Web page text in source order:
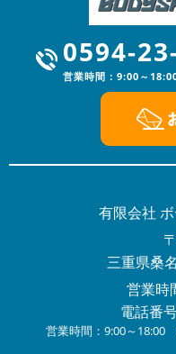
明けましておめでとう
配を賜りスタッフ一同
年も、更なるサービス
2023/12/16
年末年始の営業のお知
年末年始の営業のお知
NEWS
平素は格別のお引き立
す。有限会社ボデーシ
ら下記日程を夏季休業
2023/04/20
NEWS
0594-
営業時間：9:00～
有限会社
三重県桑
営業時
電話番
営業時間：9:00～18:00